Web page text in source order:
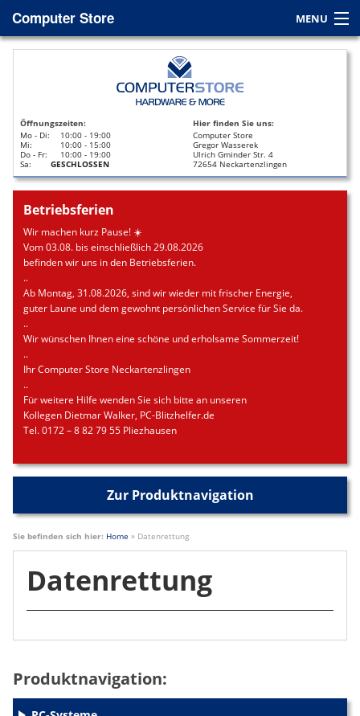
Computer Store MENU
Home
Leasing
Datenrettung
Öffnungszeiten:
Mo - Di:
10:00 - 19:00
Mi:
10:00 - 15:00
Do - Fr:
10:00 - 19:00
Sa:
GESCHLOSSEN
Hier finden Sie uns:
Computer Store
Gregor Wasserek
Ulrich Gminder Str. 4
72654 Neckartenzlingen
Betriebsferien
Wir machen kurz Pause! ☀️
Vom 03.08. bis einschließlich 29.08.2026
befinden wir uns in den Betriebsferien.
..
Ab Montag, 31.08.2026, sind wir wieder mit frischer Energie,
guter Laune und dem gewohnt persönlichen Service für Sie da.
..
Wir wünschen Ihnen eine schöne und erholsame Sommerzeit!
..
Ihr Computer Store Neckartenzlingen
..
Für weitere Hilfe wenden Sie sich bitte an unseren
Kollegen Dietmar Walker, PC-Blitzhelfer.de
Tel. 0172 – 8 82 79 55 Pliezhausen
Zur Produktnavigation
Sie befinden sich hier: Home » Datenrettung
Datenrettung
Produktnavigation: